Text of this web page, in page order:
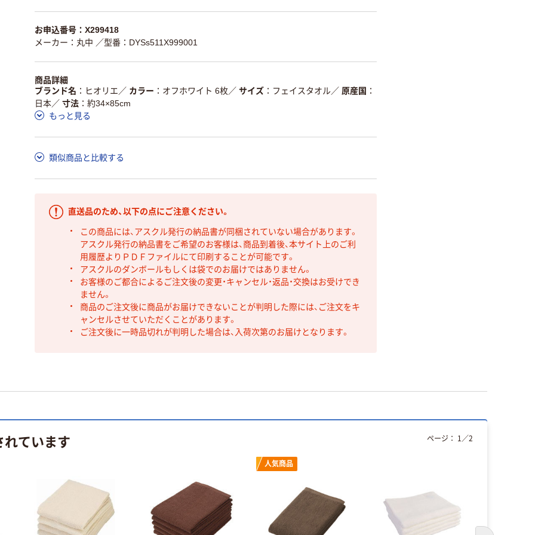
お申込番号：X299418
メーカー：丸中 ／型番：DYSs511X999001
商品詳細
ブランド名
ヒオリエ ／ カラー オフホワイト 6枚／ サイズ フェイスタオル／ 原産国
日本／ 寸法
約34×85cm
もっと見る
類似商品と比較する
直送品のため、以下の点にご注意ください。
この商品には、アスクル発行の納品書が同梱されていない場合があります。
アスクル発行の納品書をご希望のお客様は、商品到着後、本サイト上のご利
用履歴よりＰＤＦファイルにて印刷することが可能です。
アスクルのダンボールもしくは袋でのお届けではありません。
お客様のご都合によるご注文後の変更・キャンセル・返品・交換はお受けでき
ません。
商品のご注文後に商品がお届けできないことが判明した際には、ご注文をキ
ャンセルさせていただくことがあります。
ご注文後に一時品切れが判明した場合は、入荷次第のお届けとなります。
ています
人気商品
ページ： 1 ／2